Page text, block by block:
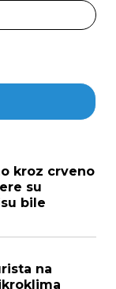
kroz crveno
su
bile
na